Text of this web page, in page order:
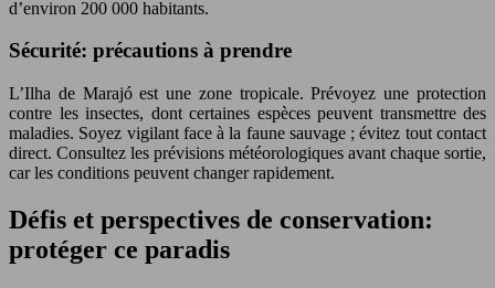
d’environ 200 000 habitants.
Sécurité: précautions à prendre
L’Ilha de Marajó est une zone tropicale. Prévoyez une protection
contre les insectes, dont certaines espèces peuvent transmettre des
maladies. Soyez vigilant face à la faune sauvage ; évitez tout contact
direct. Consultez les prévisions météorologiques avant chaque sortie,
car les conditions peuvent changer rapidement.
Défis et perspectives de conservation:
protéger ce paradis